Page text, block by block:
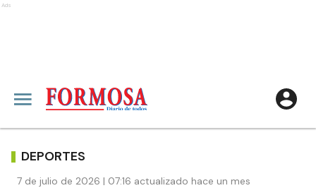
Ads
DEPORTES
7 de julio de 2026 | 07:16 actualizado hace un mes